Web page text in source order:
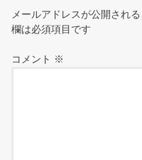
メールアドレスが公開され
欄は必須項目です
コメント ※